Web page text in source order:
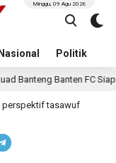
Politik
Minggu, 09 Agu 2026
Banten FC Siap
perspektif tasawuf